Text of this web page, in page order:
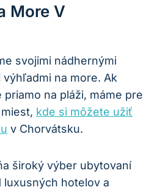
More V
svojimi nádhernými
výhľadmi na more. Ak
na pláži, máme pre
kde si môžete užiť
v Chorvátsku.
široký výber ubytovaní
luxusných hotelov a